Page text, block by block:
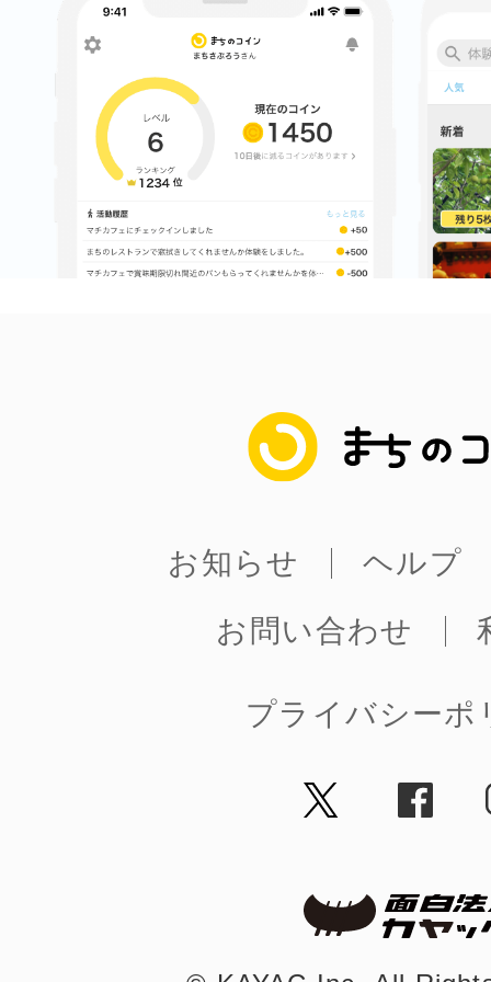
まちのコイン
お知らせ
ヘルプ
お問い合わせ
プライバシーポ
まちのコイン
お知らせ
ヘルプ
©︎ KAYAC Inc.All